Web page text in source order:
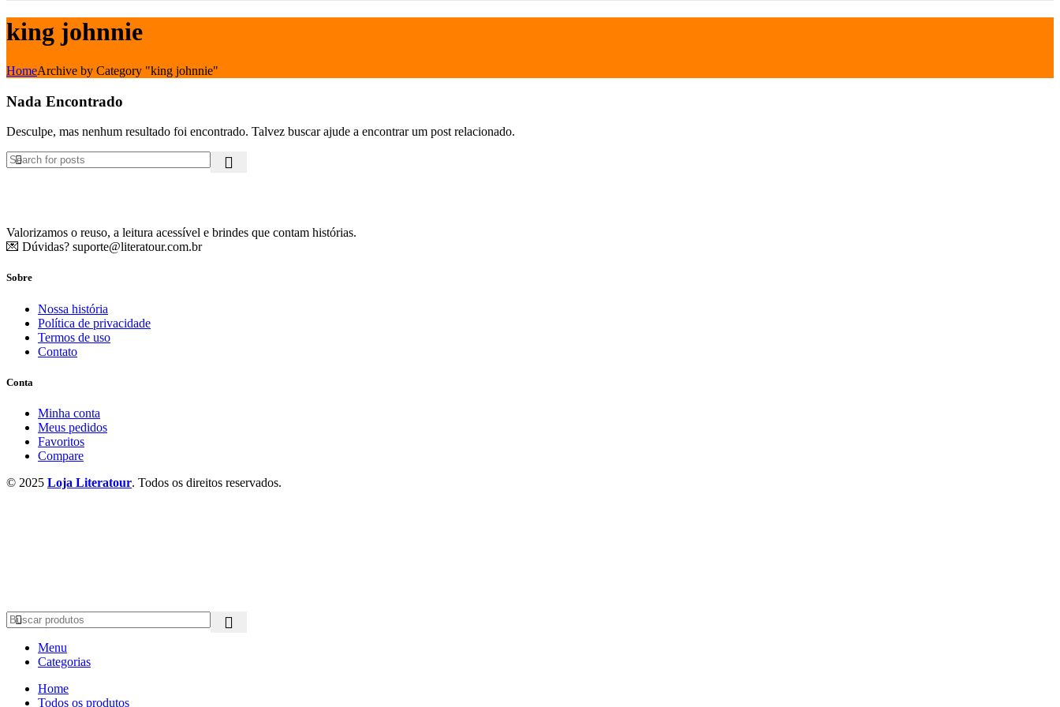
king johnnie
HomeArchive by Category "king johnnie"
Nada Encontrado
Desculpe, mas nenhum resultado foi encontrado. Talvez buscar ajude a encontrar um post relacionado.
Valorizamos o reuso, a leitura acessível e brindes que contam histórias.
💌 Dúvidas? suporte@literatour.com.br
Sobre
Nossa história
Política de privacidade
Termos de uso
Contato
Conta
Minha conta
Meus pedidos
Favoritos
Compare
© 2025 Loja Literatour. Todos os direitos reservados.
Menu
Categorias
Home
Todos os produtos